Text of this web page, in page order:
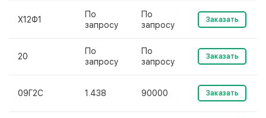
Х12Ф1
По
запросу
По
запросу
Заказать
20
По
запросу
По
запросу
Заказать
09Г2С 1.438 90000 Заказать